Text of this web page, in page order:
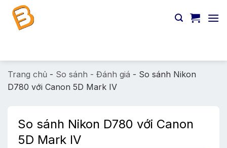
Chuyển
đến
Trang chủ - So sánh - Đánh giá - So sánh Nikon
D780 với Canon 5D Mark IV
So sánh Nikon D780 với Canon
5D Mark IV